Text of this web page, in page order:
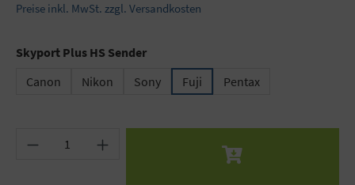
Preise inkl. MwSt. zzgl. Versandkosten
Skyport Plus HS Senderauswählen
Canon
Nikon Sony Fuji Pentax
Produkt Anzahl: Gib den gewünschten Wert